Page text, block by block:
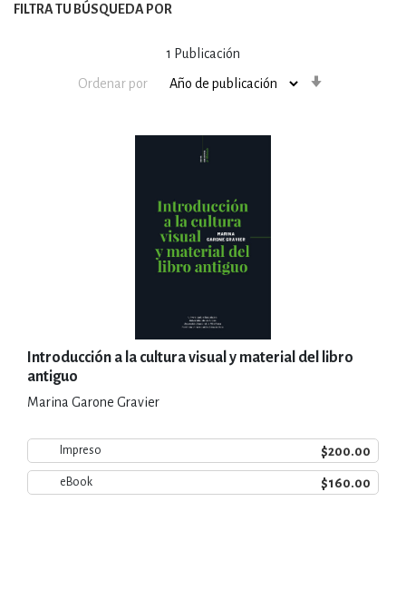
1 Publicación
Ordenar por
Introducción a la cultura visual y material del libro
antiguo
Marina Garone Gravier
Impreso $200.00
eBook $160.00
FILTRA TU BÚSQUEDA POR